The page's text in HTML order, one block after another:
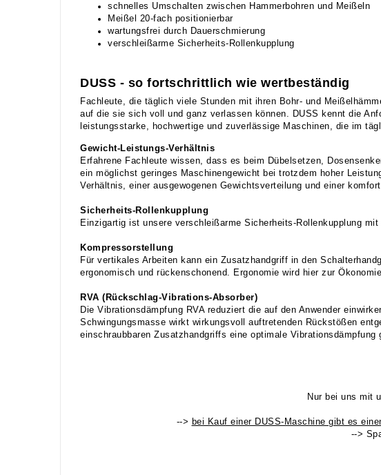
schnelles Umschalten zwischen Hammerbohren und Meißeln
Meißel 20-fach positionierbar
wartungsfrei durch Dauerschmierung
verschleißarme Sicherheits-Rollenkupplung
DUSS - so fortschrittlich wie wertbeständig
Fachleute, die täglich viele Stunden mit ihren Bohr- und
auf die sie sich voll und ganz verlassen können. DUSS kennt die
leistungsstarke, hochwertige und zuverlässige Maschinen, die im
Gewicht-Leistungs-Verhältnis
Erfahrene Fachleute wissen, dass es beim Dübelsetzen,
ein möglichst geringes Maschinengewicht bei trotzdem hoher
Verhältnis, einer ausgewogenen Gewichtsverteilung und einer
Sicherheits-Rollenkupplung
Einzigartig ist unsere verschleißarme Sicherheits-Rollenkupplung
Kompressorstellung
Für vertikales Arbeiten kann ein Zusatzhandgriff in den
ergonomisch und rückenschonend. Ergonomie wird hier zur
RVA (Rückschlag-Vibrations-Absorber)
Die Vibrationsdämpfung RVA reduziert die auf den Anwender
Schwingungsmasse wirkt wirkungsvoll auftretenden Rückstößen
einschraubbaren Zusatzhandgriffs eine optimale Vibrationsdämpfung
Nur bei uns mit
--> bei Kauf einer DUSS-Maschine gibt es
-->